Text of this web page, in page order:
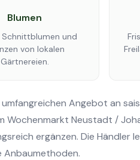
Blumen
Schnittblumen und
von lokalen
Gärtnereien.
Angebot an
Wochenmarkt Neustadt /
ergänzen. Die Händler
Anbaumethoden.